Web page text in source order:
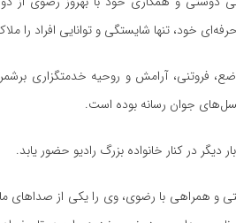
خود، تنها شایستگی و توانایی افراد را
فروتنی، آرامش و روحیه خدمتگزاری
جوان رسانه بوده است.
دیگر در کنار خانواده بزرگ رادیو حضور یابد.
و همراهی با رضوی، وی را یکی از صداهای